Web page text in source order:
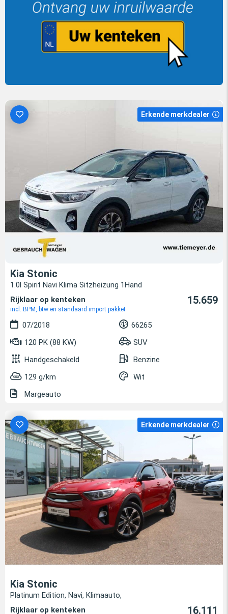
Erkende merkdealer
Kia Stonic
1.0l Spirit Navi Klima Sitzheizung 1Hand
Rijklaar op kenteken
incl. BPM, btw en standaard import pakket
15.659
07/2018
66265
120 PK (88 KW)
SUV
Handgeschakeld
Benzine
129 g/km
Wit
Margeauto
Erkende merkdealer
Kia Stonic
Platinum Edition, Navi, Klimaauto,
Rijklaar op kenteken
16.111